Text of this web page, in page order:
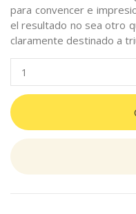
para convencer e
el resultado no sea otro
claramente destinado a